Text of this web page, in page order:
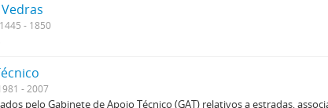
1445 - 1850
- 2007
pelo Gabinete de Apoio Técnico (GAT) relativos a estradas,